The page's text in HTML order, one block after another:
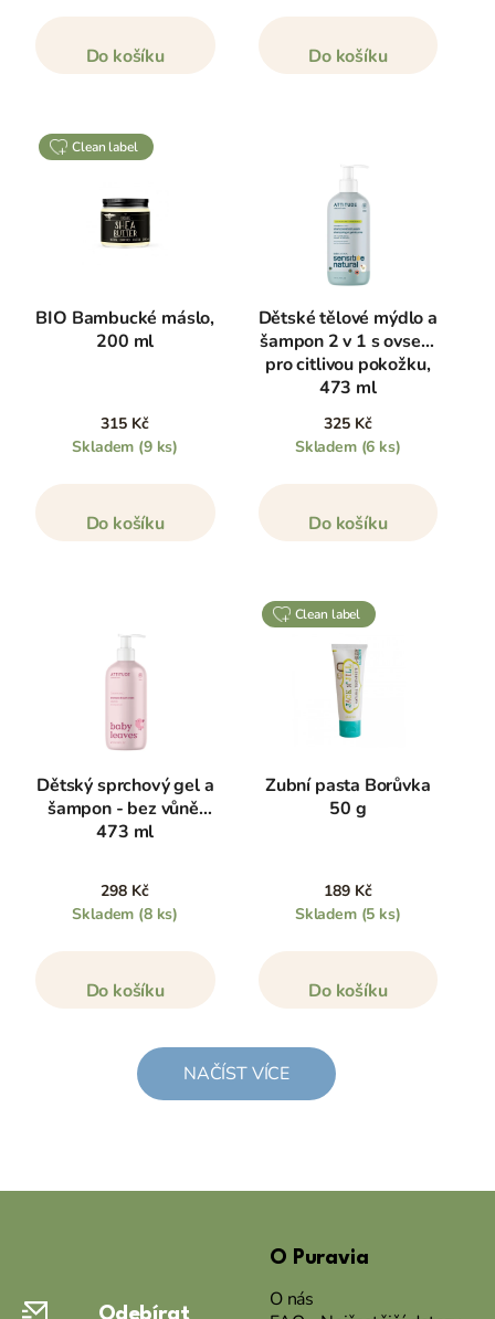
Do košíku Do košíku
clean label
BIO Bambucké máslo,
200 ml
315 Kč
Skladem (9 ks)
Do košíku
Dětské tělové mýdlo a
šampon 2 v 1 s ovsem
pro citlivou pokožku,
473 ml
325 Kč
Skladem (6 ks)
Do košíku
Dětský sprchový gel a
šampon - bez vůně,
473 ml
298 Kč
Skladem (8 ks)
Do košíku
clean label
Zubní pasta Borůvka
50 g
189 Kč
Skladem (5 ks)
Do košíku
NAČÍST VÍCE
Odebírat
O Puravia
O nás